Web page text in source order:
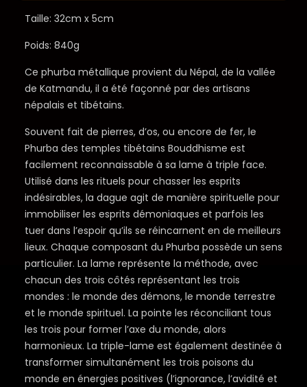
Taille: 32cm x 5cm
Poids: 840g
Ce phurba métallique provient du Népal, de la vallée
de Katmandu, il a été façonné par des artisans
népalais et tibétains.
Souvent fait de pierres, d’os, ou encore de fer, le
Phurba des temples tibétains Bouddhisme est
facilement reconnaissable à sa lame à triple face.
Utilisé dans les rituels pour chasser les esprits
indésirables, la dague agit de manière spirituelle pour
immobiliser les esprits démoniaques et parfois les
tuer dans l’espoir qu’ils se réincarnent en de meilleurs
lieux. Chaque composant du Phurba possède un sens
particulier. La lame représente la méthode, avec
chacun des trois côtés représentant les trois
mondes : le monde des démons, le monde terrestre
et le monde spirituel. La pointe les réconciliant tous
les trois pour former l’axe du monde, alors
harmonieux. La triple-lame est également destinée à
transformer simultanément les trois poisons du
monde en énergies positives (l’ignorance, l’avidité et